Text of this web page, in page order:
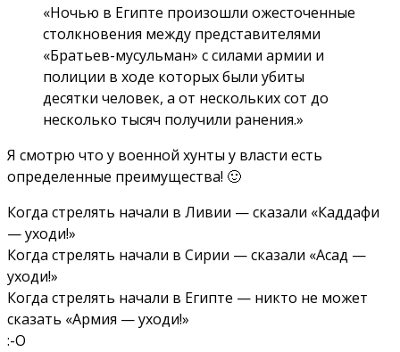
«Ночью в Египте произошли ожесточенные
столкновения между представителями
«Братьев-мусульман» с силами армии и
полиции в ходе которых были убиты
десятки человек, а от нескольких сот до
несколько тысяч получили ранения.»
Я смотрю что у военной хунты у власти есть
определенные преимущества! 🙂
Когда стрелять начали в Ливии — сказали «Каддафи
— уходи!»
Когда стрелять начали в Сирии — сказали «Асад —
уходи!»
Когда стрелять начали в Египте — никто не может
сказать «Армия — уходи!»
:-O